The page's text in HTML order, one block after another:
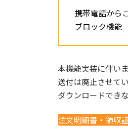
携帯電話か
ブロック機能
本機能実装に伴い
送付は廃止させて
ダウンロードでき
注文明細書・領収